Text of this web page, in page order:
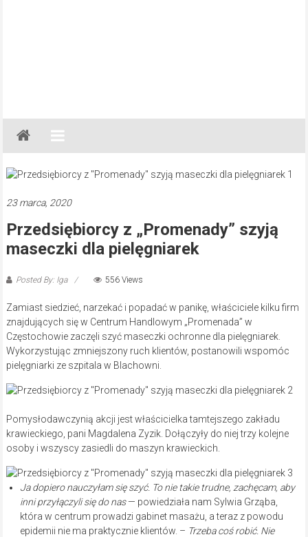
Gazeta
Regionalna
Częstochowa,
Lubliniec,
23 marca, 2020
Przedsiębiorcy z „Promenady” szyją
maseczki dla pielęgniarek
Posted By: Iga 556 Views
Zamiast siedzieć, narzekać i popadać w panikę, właściciele kilku firm
znajdujących się w Centrum Handlowym „Promenada” w
Częstochowie zaczęli szyć maseczki ochronne dla pielęgniarek.
Wykorzystując zmniejszony ruch klientów, postanowili wspomóc
pielęgniarki ze szpitala w Blachowni.
Pomysłodawczynią akcji jest właścicielka tamtejszego zakładu
krawieckiego, pani Magdalena Zyzik. Dołączyły do niej trzy kolejne
osoby i wszyscy zasiedli do maszyn krawieckich.
Ja dopiero nauczyłam się szyć. To nie takie trudne, zachęcam, aby
inni przyłączyli się do nas— powiedziała nam Sylwia Grząba,
która w centrum prowadzi gabinet masażu, a teraz z powodu
epidemii nie ma praktycznie klientów. – Trzeba coś robić. Nie